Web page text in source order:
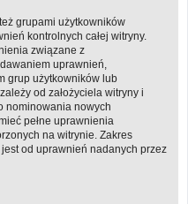
grupami użytkowników
kontrolnych całej witryny.
związane z
uprawnień,
grup użytkowników lub
od założyciela witryny i
nominowania nowych
pełne uprawnienia
na witrynie. Zakres
od uprawnień nadanych przez